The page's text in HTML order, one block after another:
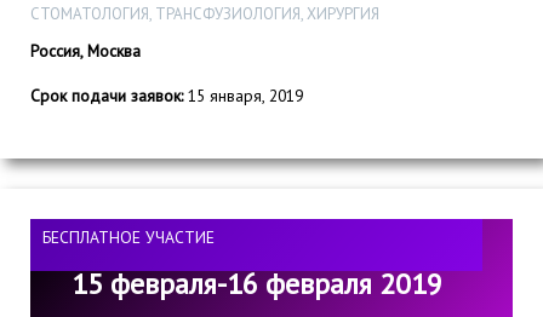
СТОМАТОЛОГИЯ, ТРАНСФУЗИОЛОГИЯ, ХИРУРГИЯ
Россия, Москва
Срок подачи заявок:15 января, 2019
БЕСПЛАТНОЕ УЧАСТИЕ
15 февраля-16 февраля 2019